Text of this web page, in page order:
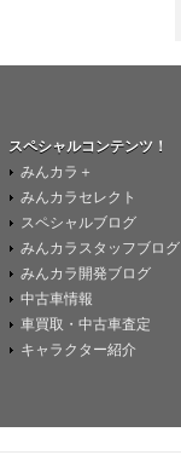
スペシャルコンテンツ！
みんカラ＋
みんカラセレクト
スペシャルブログ
みんカラスタッフブログ
みんカラ開発ブログ
中古車情報
車買取・中古車査定
キャラクター紹介